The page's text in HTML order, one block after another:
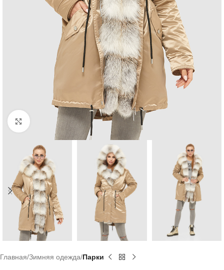
Click to enlarge
Главная Зимняя одежда Парки